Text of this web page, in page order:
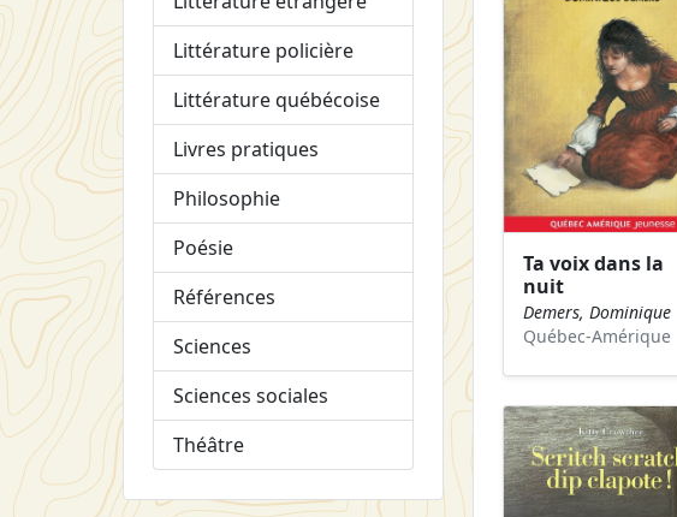
Littérature policière
Littérature québécoise
Livres pratiques
Philosophie
Poésie
Références
Sciences
Sciences sociales
Théâtre
Ta voix dans la
nuit
Demers, Dominique
Québec-Amérique